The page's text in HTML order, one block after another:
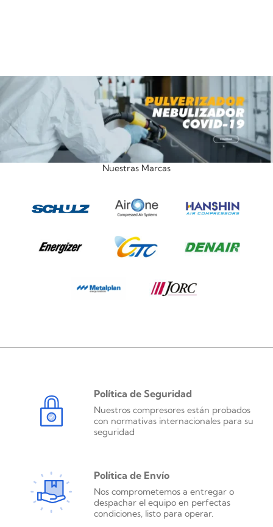
Nuestras Marcas
Política de Seguridad
Nuestros compresores están probados
con normativas internacionales para su
seguridad
Política de Envío
Nos comprometemos a entregar o
despachar el equipo en perfectas
condiciones, listo para operar.